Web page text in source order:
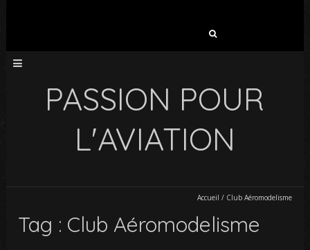
PASSION POUR
L'AVIATION
Accueil / Club Aéromodelisme
Tag : Club Aéromodelisme